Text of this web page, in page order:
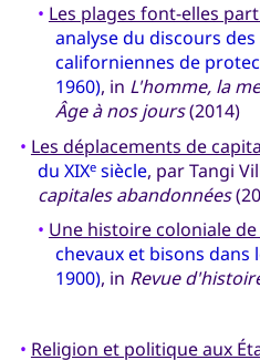
• Les plages font-elles
analyse du discours
californiennes de
1960), in L'homme, la
Âge à nos jours(2014)
• Les déplacements de
du XIXesiècle, par Tangi
capitales abandonnées
• Une histoire coloniale
chevaux et bisons dans
1900), in Revue
• Religion et politique aux